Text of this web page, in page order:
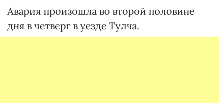
Авария произошла во второй половине
дня в четверг в уезде Тулча.